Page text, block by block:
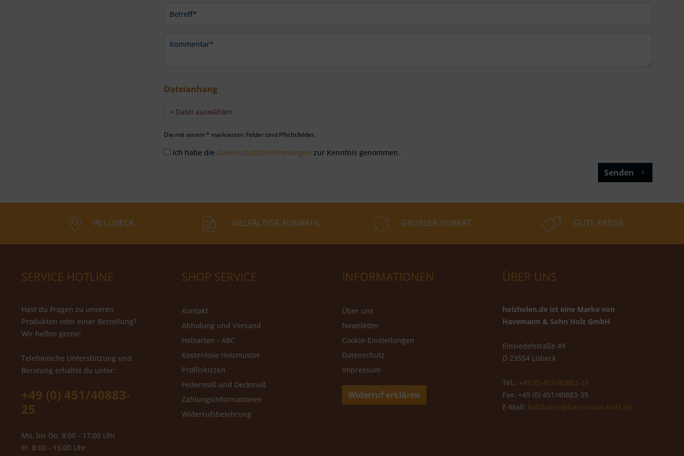
Dateianhang
+ Datei auswählen
Die mit einem * markierten Felder sind Pflichtfelder.
Ich habe die Datenschutzbestimmungen zur Kenntnis genommen.
Senden
IN LÜBECK VIELFÄLTIGE AUSWAHL GROSSER VORRAT GUTE PREISE
SERVICE HOTLINE
Hast du Fragen zu unseren
Produkten oder einer Bestellung?
Wir helfen gerne!
Telefonische Unterstützung und
Beratung erhältst du unter:
+49 (0) 451/40883-
25
Mo. bis Do. 8:00 - 17:00 Uhr
Fr. 8:00 - 15:00 Uhr
SHOP SERVICE
Kontakt
Abholung und Versand
Holzarten - ABC
Kostenlose Holzmuster
Profilskizzen
Federmaß und Deckmaß
Zahlungsinformationen
Widerrufsbelehrung
INFORMATIONEN
Über uns
Newsletter
Cookie-Einstellungen
Datenschutz
Impressum
Widerruf erklären
ÜBER UNS
holzholen.de ist eine Marke von
Havemann & Sohn Holz GmbH
Einsiedelstraße 49
D 23554 Lübeck
Tel.: +49 (0) 451/40883-25
Fax: +49 (0) 451/40883-35
E-Mail: holzholen@havemann-holz.de